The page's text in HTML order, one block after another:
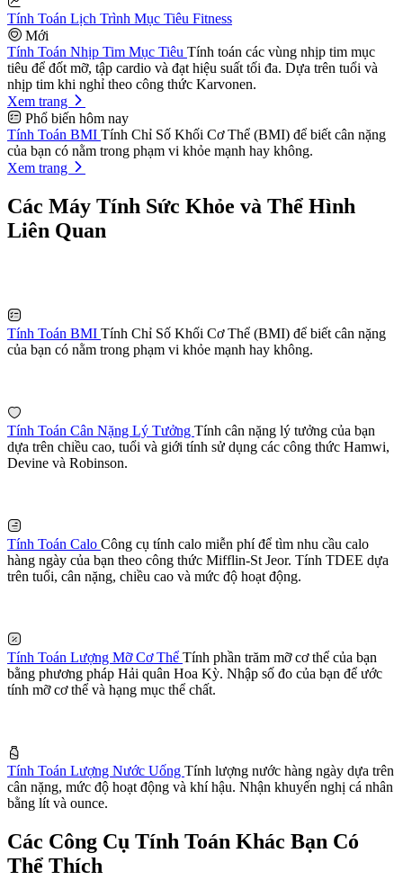
Tính Toán Lịch Trình Mục Tiêu Fitness
Mới
Tính Toán Nhịp Tim Mục Tiêu Tính toán các vùng nhịp tim mục
tiêu để đốt mỡ, tập cardio và đạt hiệu suất tối đa. Dựa trên tuổi và
nhịp tim khi nghỉ theo công thức Karvonen.
Xem trang
Phổ biến hôm nay
Tính Toán BMI Tính Chỉ Số Khối Cơ Thể (BMI) để biết cân nặng
của bạn có nằm trong phạm vi khỏe mạnh hay không.
Xem trang
Các Máy Tính Sức Khỏe và Thể Hình
Liên Quan
Tính Toán BMI Tính Chỉ Số Khối Cơ Thể (BMI) để biết cân nặng
của bạn có nằm trong phạm vi khỏe mạnh hay không.
Tính Toán Cân Nặng Lý Tưởng Tính cân nặng lý tưởng của bạn
dựa trên chiều cao, tuổi và giới tính sử dụng các công thức Hamwi,
Devine và Robinson.
Tính Toán Calo Công cụ tính calo miễn phí để tìm nhu cầu calo
hàng ngày của bạn theo công thức Mifflin-St Jeor. Tính TDEE dựa
trên tuổi, cân nặng, chiều cao và mức độ hoạt động.
Tính Toán Lượng Mỡ Cơ Thể Tính phần trăm mỡ cơ thể của bạn
bằng phương pháp Hải quân Hoa Kỳ. Nhập số đo của bạn để ước
tính mỡ cơ thể và hạng mục thể chất.
Tính Toán Lượng Nước Uống Tính lượng nước hàng ngày dựa trên
cân nặng, mức độ hoạt động và khí hậu. Nhận khuyến nghị cá nhân
bằng lít và ounce.
Các Công Cụ Tính Toán Khác Bạn Có
Thể Thích